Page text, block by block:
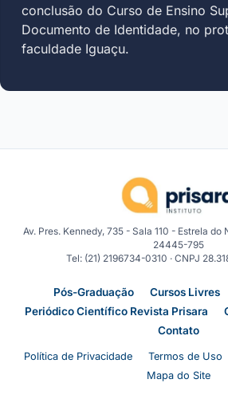
conclusão do Curso de Ensino
Documento de Identidade, no
faculdade Iguaçu.
Av. Pres. Kennedy, 735 - Sala 110 - Estrela do
24445-795
Tel: (21) 2196734-0310 · CNPJ
Pós-Graduação Cursos Livres
Periódico Científico Revista Prisara
Contato
Política de Privacidade Termos de Uso
Mapa do Site